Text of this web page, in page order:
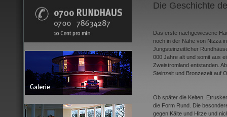
Die Geschichte
Das erste nachgewiesene
noch in der Nähe von Nizza
Jungsteinzeitlicher
000 Jahre alt und somit aus
Zweistromland entstanden.
Steinzeit und Bronzezeit auf
Ob später die Kelten,
die Form Rund. Die
gegen Kälte und Hitze und